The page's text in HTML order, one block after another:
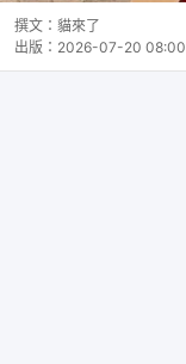
撰文： 貓來了
出版： 2026-07-20 08:00